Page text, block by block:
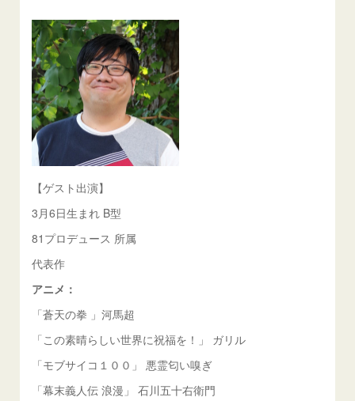
【ゲスト出演】
3月6日生まれ B型
81プロデュース 所属
代表作
アニメ：
「蒼天の拳 」河馬超
「この素晴らしい世界に祝福を！」 ガリル
「モブサイコ１００」 悪霊匂い嗅ぎ
「幕末義人伝 浪漫」 石川五十右衛門